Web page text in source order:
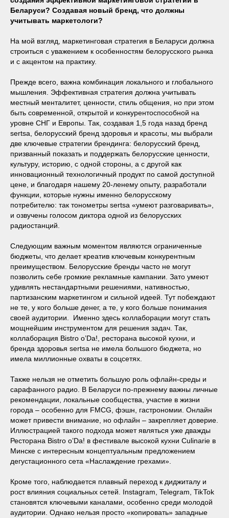
Беларуси? Создавая новый бренд, что должны
учитывать маркетологи?
На мой взгляд, маркетинговая стратегия в Беларуси должна
строиться с уважением к особенностям белорусского рынка
и с акцентом на практику.
Прежде всего, важна комбинация локального и глобального
мышления. Эффективная стратегия должна учитывать
местный менталитет, ценности, стиль общения, но при этом
быть современной, открытой и конкурентоспособной на
уровне СНГ и Европы. Так, создавая 1,5 года назад бренд
sertsa, белорусский бренд здоровья и красоты, мы выбрали
две ключевые стратегии брендинга: белорусский бренд,
призванный показать и поддержать белорусские ценности,
культуру, историю, с одной стороны, а с другой как
инновационный технологичный продукт по самой доступной
цене, и благодаря нашему 20-ленему опыту, разработали
функции, которые нужны именно белорусскому
потребителю: так тонометры sertsa «умеют разговаривать»,
и озвучены голосом диктора одной из белорусских
радиостанций.
Следующим важным моментом являются ограниченные
бюджеты, что делает креатив ключевым конкурентным
преимуществом. Белорусские бренды часто не могут
позволить себе громкие рекламные кампании. Зато умеют
удивлять нестандартными решениями, нативностью,
партизанским маркетингом и сильной идеей. Тут побеждают
не те, у кого больше денег, а те, у кого больше понимания
своей аудитории. Именно здесь коллаборации могут стать
мощнейшим инструментом для решения задач. Так,
коллаборация Bistro o’Da!, ресторана высокой кухни, и
бренда здоровья sertsa не имела большого бюджета, но
имела миллионные охваты в соцсетях.
Также нельзя не отметить большую роль офлайн-среды и
сарафанного радио. В Беларуси по-прежнему важны личные
рекомендации, локальные сообщества, участие в жизни
города – особенно для FMCG, фэшн, гастрономии. Онлайн
может привести внимание, но офлайн – закрепляет доверие.
Иллюстрацией такого подхода может являться уже дважды
Ресторана Bistro o’Da! в фестивале высокой кухни Culinarie в
Минске с интересным концептуальным предложением
дегустационного сета «Наслаждение грехами».
Кроме того, наблюдается плавный переход к диджиталу и
рост влияния социальных сетей. Instagram, Telegram, TikTok
становятся ключевыми каналами, особенно среди молодой
аудитории. Однако нельзя просто «копировать» западные